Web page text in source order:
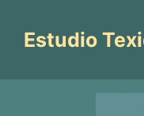
contenido
Estudio